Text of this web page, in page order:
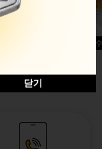
허니옥
닫기